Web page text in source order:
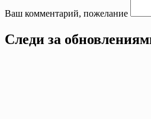
Ваш комментарий, пожелание
Следи за